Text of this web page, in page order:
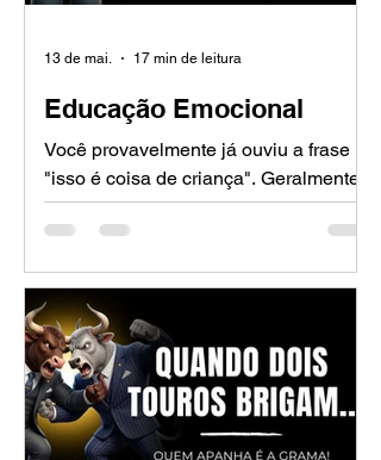
Educação Emocional
Você provavelmente já ouviu a frase
"isso é coisa de criança". Geralmente,
ela é dita quando alguém demonstra
uma vulnerabilidade, chora em um
alegria "exagerada" no escritório. Mas,
e se eu te dissesse que o maior erro da
nossa civilização foi acreditar que a
educação emocional deveria ficar
restrita ao jardim de infância, entre
desenhos de giz de cera e músicas
13 de mai. 17 min de leitura